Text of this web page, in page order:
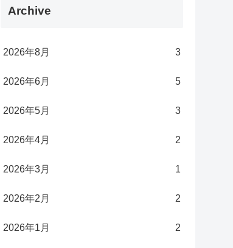
Archive
2026年8月 3
2026年6月 5
2026年5月 3
2026年4月 2
2026年3月 1
2026年2月 2
2026年1月 2